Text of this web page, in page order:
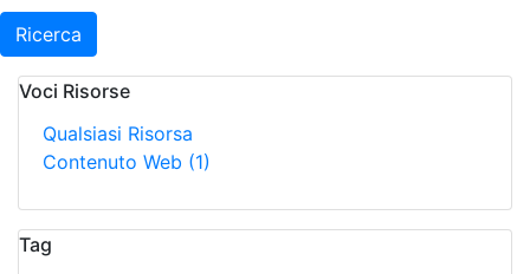
Ricerca
Voci Risorse
Qualsiasi Risorsa
Contenuto Web (1)
Tag